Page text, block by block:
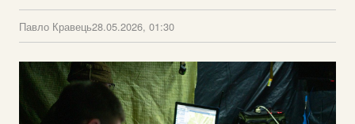
Павло Кравець28.05.2026, 01:30